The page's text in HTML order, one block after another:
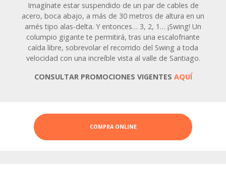
COMPRA ONLINE
Imagínate estar suspendido de un par de cables de
acero, boca abajo, a más de 30 metros de altura en un
arnés tipo alas-delta. Y entonces… 3, 2, 1… ¡Swing! Un
columpio gigante te permitirá, tras una escalofriante
caída libre, sobrevolar el recorrido del Swing a toda
velocidad con una increíble vista al valle de Santiago.
CONSULTAR PROMOCIONES VIGENTES AQUÍ